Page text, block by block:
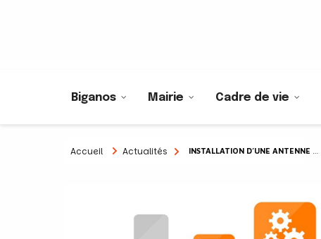
Biganos Mairie Cadre de vie
Accueil Actualités INSTALLATION D’UNE ANTENNE RELAIS ORANGE